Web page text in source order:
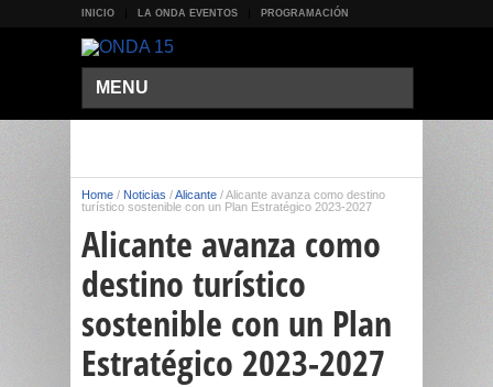
INICIO LA ONDA EVENTOS PROGRAMACIÓN
MENU
Home / Noticias /Alicante /Alicante avanza como destino
turístico sostenible con un Plan Estratégico 2023-2027
Alicante avanza como
destino turístico
sostenible con un Plan
Estratégico 2023-2027